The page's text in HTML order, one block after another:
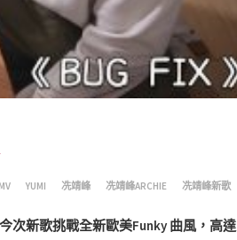
YUMI 冼靖峰 冼靖峰ARCHIE
冼靖峰新歌
次新歌挑戰全新歐美Funky 曲風，高達